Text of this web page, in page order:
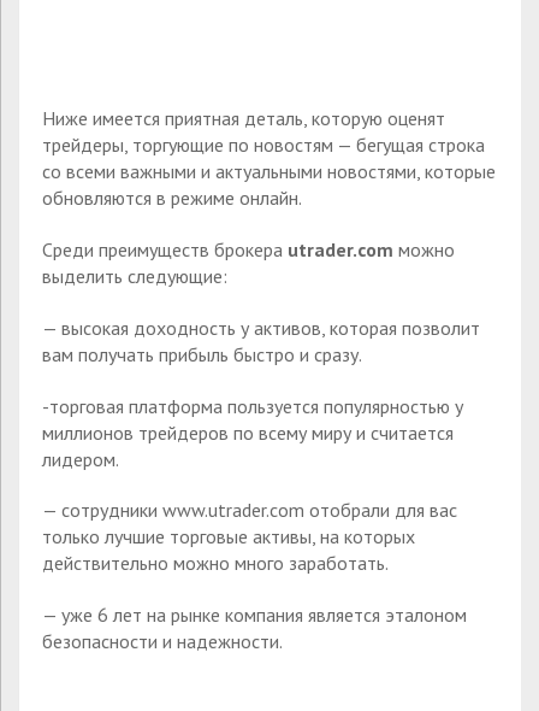
Ниже имеется приятная деталь, которую оценят
трейдеры, торгующие по новостям — бегущая строка
со всеми важными и актуальными новостями, которые
обновляются в режиме онлайн.
Среди преимуществ брокера utrader.com можно
выделить следующие:
— высокая доходность у активов, которая позволит
вам получать прибыль быстро и сразу.
-торговая платформа пользуется популярностью у
миллионов трейдеров по всему миру и считается
лидером.
— сотрудники www.utrader.com отобрали для вас
только лучшие торговые активы, на которых
действительно можно много заработать.
— уже 6 лет на рынке компания является эталоном
безопасности и надежности.